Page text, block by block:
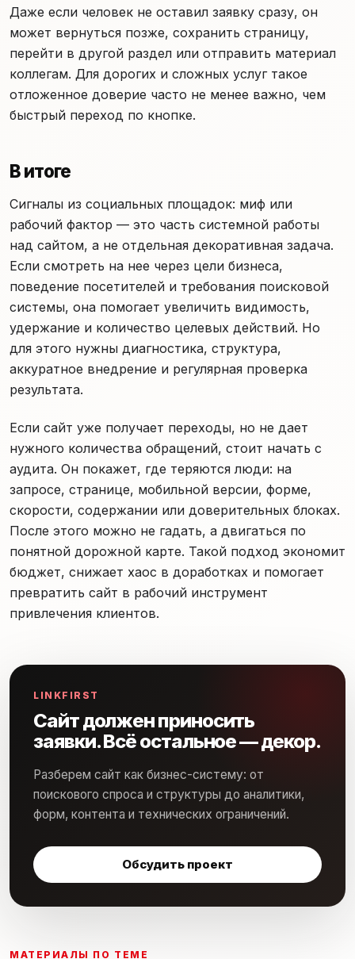
Даже если человек не оставил заявку сразу, он
может вернуться позже, сохранить страницу,
перейти в другой раздел или отправить материал
коллегам. Для дорогих и сложных услуг такое
отложенное доверие часто не менее важно, чем
быстрый переход по кнопке.
В итоге
Сигналы из социальных площадок: миф или
рабочий фактор — это часть системной работы
над сайтом, а не отдельная декоративная задача.
Если смотреть на нее через цели бизнеса,
поведение посетителей и требования поисковой
системы, она помогает увеличить видимость,
удержание и количество целевых действий. Но
для этого нужны диагностика, структура,
аккуратное внедрение и регулярная проверка
результата.
Если сайт уже получает переходы, но не дает
нужного количества обращений, стоит начать с
аудита. Он покажет, где теряются люди: на
запросе, странице, мобильной версии, форме,
скорости, содержании или доверительных блоках.
После этого можно не гадать, а двигаться по
понятной дорожной карте. Такой подход экономит
бюджет, снижает хаос в доработках и помогает
превратить сайт в рабочий инструмент
привлечения клиентов.
LINKFIRST
Сайт должен приносить
заявки. Всё остальное — декор.
Разберем сайт как бизнес-систему: от
поискового спроса и структуры до аналитики,
форм, контента и технических ограничений.
Обсудить проект
МАТЕРИАЛЫ ПО ТЕМЕ